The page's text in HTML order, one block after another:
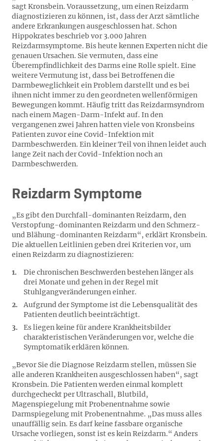
sagt Kronsbein. Voraussetzung, um einen Reizdarm
diagnostizieren zu können, ist, dass der Arzt sämtliche
andere Erkrankungen ausgeschlossen hat. Schon
Hippokrates beschrieb vor 3.000 Jahren
Reizdarmsymptome. Bis heute kennen Experten nicht die
genauen Ursachen. Sie vermuten, dass eine
Überempfindlichkeit des Darms eine Rolle spielt. Eine
weitere Vermutung ist, dass bei Betroffenen die
Darmbeweglichkeit ein Problem darstellt und es bei
ihnen nicht immer zu den geordneten wellenförmigen
Bewegungen kommt. Häufig tritt das Reizdarmsyndrom
nach einem Magen-Darm-Infekt auf. In den
vergangenen zwei Jahren hatten viele von Kronsbeins
Patienten zuvor eine Covid-Infektion mit
Darmbeschwerden. Ein kleiner Teil von ihnen leidet auch
lange Zeit nach der Covid-Infektion noch an
Darmbeschwerden.
Reizdarm Symptome
„Es gibt den Durchfall-dominanten Reizdarm, den
Verstopfung-dominanten Reizdarm und den Schmerz-
und Blähung-dominanten Reizdarm“, erklärt Kronsbein.
Die aktuellen Leitlinien geben drei Kriterien vor, um
einen Reizdarm zu diagnostizieren:
Die chronischen Beschwerden bestehen länger als
drei Monate und gehen in der Regel mit
Stuhlgangveränderungen einher.
Aufgrund der Symptome ist die Lebensqualität des
Patienten deutlich beeinträchtigt.
Es liegen keine für andere Krankheitsbilder
charakteristischen Veränderungen vor, welche die
Symptomatik erklären können.
„Bevor Sie die Diagnose Reizdarm stellen, müssen Sie
alle anderen Krankheiten ausgeschlossen haben“, sagt
Kronsbein. Die Patienten werden einmal komplett
durchgecheckt per Ultraschall, Blutbild,
Magenspiegelung mit Probenentnahme sowie
Darmspiegelung mit Probenentnahme. „Das muss alles
unauffällig sein. Es darf keine fassbare organische
Ursache vorliegen, sonst ist es kein Reizdarm.“ Anders